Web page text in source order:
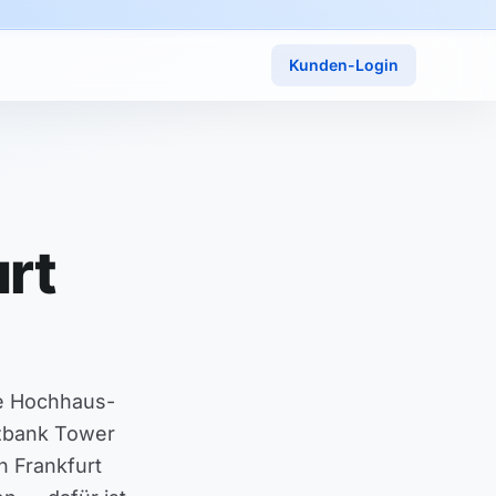
Kunden-Login
Hochhaus-
Tower
Frankfurt